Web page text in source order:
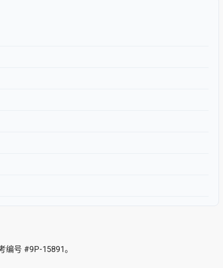
编号 #9P-15891。